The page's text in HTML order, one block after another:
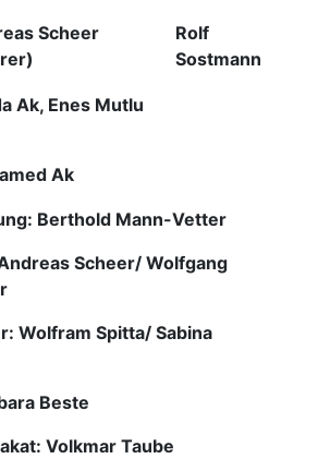
Scheer
Rolf
Sostmann
Ak, Enes Mutlu
Ak
Berthold Mann-Vetter
Scheer/ Wolfgang
Wolfram Spitta/ Sabina
Beste
Volkmar Taube